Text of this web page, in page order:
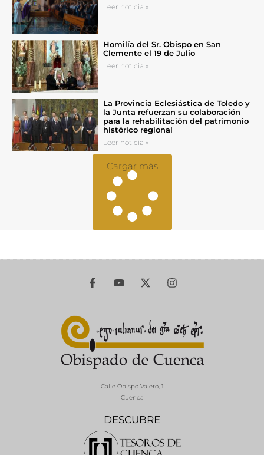
Leer noticia »
Homilía del Sr. Obispo en San
Clemente el 19 de Julio
Leer noticia »
La Provincia Eclesiástica de Toledo y
la Junta refuerzan su colaboración
para la rehabilitación del patrimonio
histórico regional
Leer noticia »
Cargar más
DESCUBRE
Calle Obispo Valero, 1
Cuenca